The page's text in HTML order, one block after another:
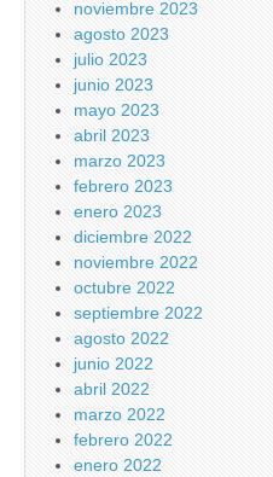
noviembre 2023
agosto 2023
julio 2023
junio 2023
mayo 2023
abril 2023
marzo 2023
febrero 2023
enero 2023
diciembre 2022
noviembre 2022
octubre 2022
septiembre 2022
agosto 2022
junio 2022
abril 2022
marzo 2022
febrero 2022
enero 2022